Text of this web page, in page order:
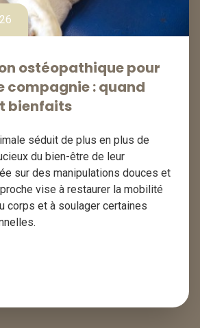
ostéopathique pour
compagnie : quand
bienfaits
séduit de plus en plus de
du bien-être de leur
sur des manipulations douces et
vise à restaurer la mobilité
corps et à soulager certaines